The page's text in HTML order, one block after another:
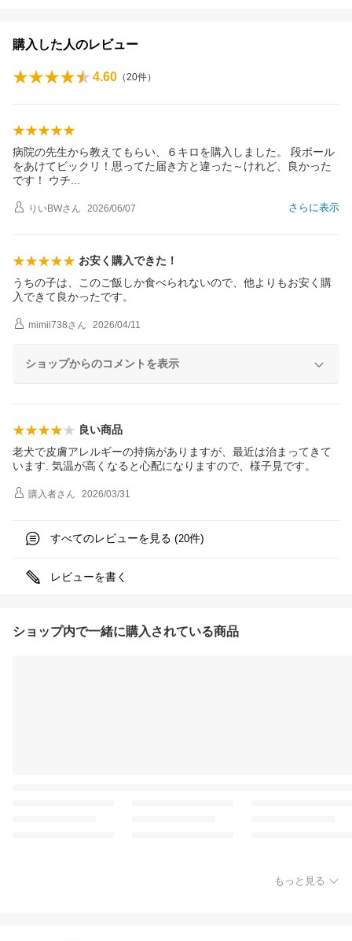
購入した人のレビュー
4.60 （20件）
病院の先生から教えてもらい、６キロを購入しました。 段ボール
をあけてビックリ！思ってた届き方と違った～けれど、良かった
です！ ウチ
さらに表示
りいBWさん 2026/06/07
お安く購入できた！
うちの子は、このご飯しか食べられないので、他よりもお安く購
入できて良かったです。
mimii738さん 2026/04/11
ショップからのコメントを表示
良い商品
老犬で皮膚アレルギーの持病がありますが、最近は治まってきて
います. 気温が高くなると心配になりますので、様子見です。
購入者さん 2026/03/31
すべてのレビューを見る (20件)
レビューを書く
ショップ内で一緒に購入されている商品
もっと見る